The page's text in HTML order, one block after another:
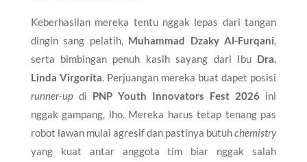
Keberhasilan mereka tentu nggak lepas dari tangan
dingin sang pelatih, Muhammad Dzaky Al-Furqani,
serta bimbingan penuh kasih sayang dari Ibu Dra.
Linda Virgorita. Perjuangan mereka buat dapet posisi
runner-updi PNP Youth Innovators Fest 2026 ini
nggak gampang, lho. Mereka harus tetap tenang pas
robot lawan mulai agresif dan pastinya butuhchemistry
yang kuat antar anggota tim biar nggak salah